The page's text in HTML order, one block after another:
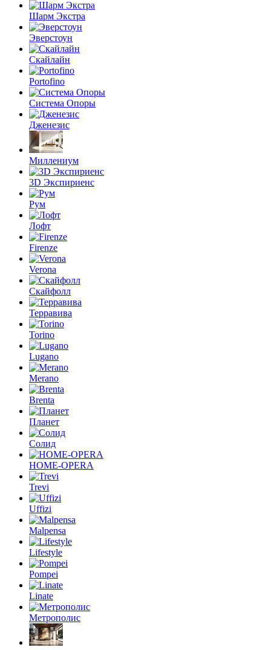
Шарм Экстра
Эверстоун
Скайлайн
Portofino
Система Опоры
Дженезис
Миллениум
3D Экспириенс
Рум
Лофт
Firenze
Verona
Скайфолл
Терравива
Torino
Lugano
Merano
Brenta
Планет
Солид
HOME-OPERA
Trevi
Uffizi
Malpensa
Lifestyle
Pompei
Linate
Метрополис